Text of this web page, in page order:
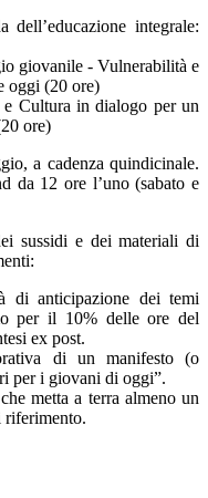
integrale:
giovanile - Vulnerabilità e
oggi (20 ore)
Cultura in dialogo per un
ore)
a cadenza quindicinale.
da 12 ore l’uno (sabato e
sussidi e dei materiali di
di anticipazione dei temi
per il 10% delle ore del
ex post.
di un manifesto (o
per i giovani di oggi”.
metta a terra almeno un
riferimento.